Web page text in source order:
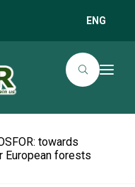
ENG
T
l
towards
European forests